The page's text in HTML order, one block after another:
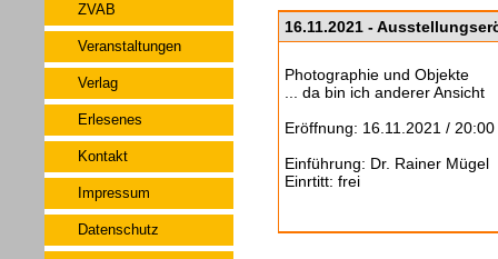
ZVAB
Veranstaltungen
Verlag
Erlesenes
Kontakt
Impressum
Datenschutz
16.11.2021 -
Photographie und Objekte
... da bin ich anderer Ansicht
Eröffnung: 16.11.2021 /
Einführung: Dr. Rainer Mügel
Einrtitt: frei